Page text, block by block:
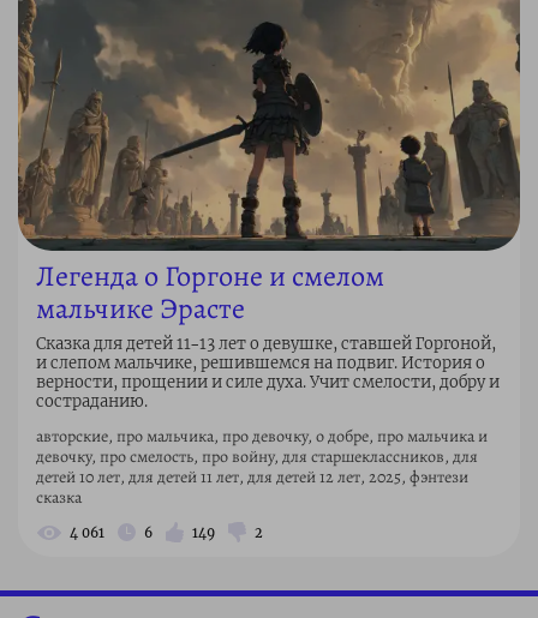
Легенда о Горгоне и смелом
мальчике Эрасте
Сказка для детей 11–13 лет о девушке, ставшей Горгоной,
и слепом мальчике, решившемся на подвиг. История о
верности, прощении и силе духа. Учит смелости, добру и
состраданию.
авторские, про мальчика, про девочку, о добре, про мальчика и
девочку, про смелость, про войну, для старшеклассников, для
детей 10 лет, для детей 11 лет, для детей 12 лет, 2025, фэнтези
сказка
4 061 6 149 2